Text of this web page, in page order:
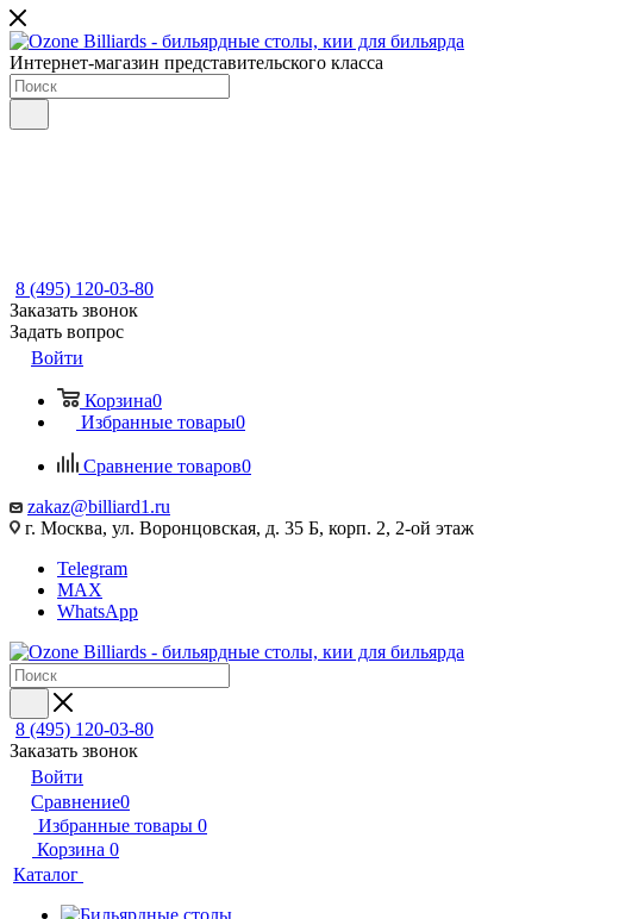
Интернет-магазин представительского класса
8 (495) 120-03-80
Заказать звонок
Задать вопрос
Войти
Корзина0
Избранные товары0
Сравнение товаров0
zakaz@billiard1.ru
г. Москва, ул. Воронцовская, д. 35 Б, корп. 2, 2-ой этаж
Telegram
MAX
WhatsApp
8 (495) 120-03-80
Заказать звонок
Войти
Сравнение0
Избранные товары 0
Корзина 0
Каталог